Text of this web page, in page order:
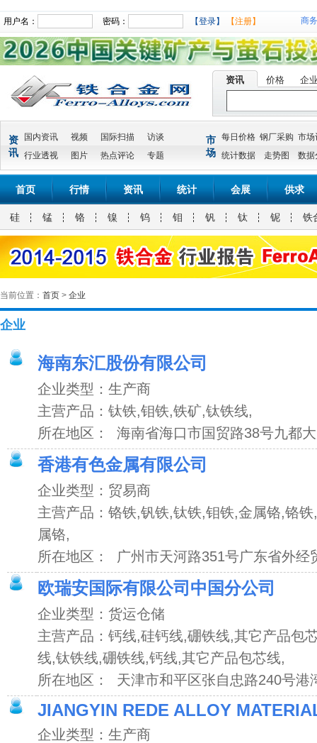
用户名： 密码： 【登录】 【注册】 商
资讯 价格 企
资
讯
国内资讯 视频 国际扫描
访谈
行业透视
图片 热点评论 专题
市
场
每日价格 钢厂采购 市场
统计数据
走势图 数据
首页 行情 资讯 统计 会展 供求
硅 锰 铬 镍 钨 钼 钒 钛 铌 铁
当前位置： 首页 > 企业
企业
海南东汇股份有限公司
企业类型：生产商
主营产品：钛铁,钼铁,铁矿,钛铁线,
所在地区： 海南省海口市国贸路38号九都
香港有色金属有限公司
企业类型：贸易商
主营产品：铬铁,钒铁,钛铁,钼铁,金属铬,铬
属铬,
所在地区： 广州市天河路351号广东省外经
欧瑞安国际有限公司中国分公司
企业类型：货运仓储
主营产品：钙线,硅钙线,硼铁线,其它产品包
线,钛铁线,硼铁线,钙线,其它产品包芯线,
所在地区： 天津市和平区张自忠路240号港
JIANGYIN REDE ALLOY
企业类型：生产商